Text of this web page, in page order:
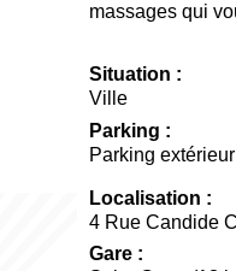
Situation :
Ville
Parking :
Parking extérieur
Localisation :
4 Rue Candide
Gare :
massages qui